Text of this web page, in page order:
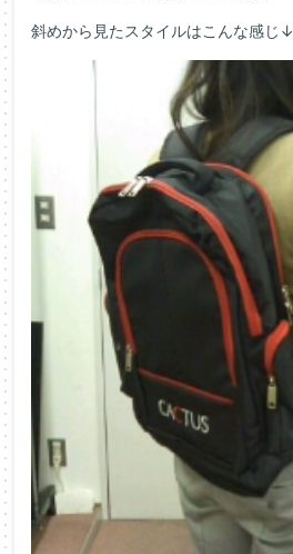
斜めから見たスタイルはこんな感じ↓